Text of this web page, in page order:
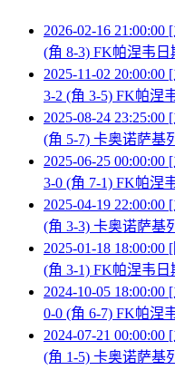
2026-02-16
(角 8-3) FK帕涅韦日
2025-11-02
3-2 (角 3-5) FK帕涅
2025-08-24
(角 5-7) 卡奥诺萨基
2025-06-25
3-0 (角 7-1) FK帕涅
2025-04-19
(角 3-3) 卡奥诺萨基
2025-01-18
(角 3-1) FK帕涅韦日
2024-10-05
0-0 (角 6-7) FK帕涅
2024-07-21
(角 1-5) 卡奥诺萨基